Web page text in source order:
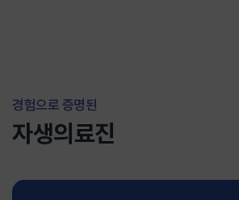
경험으로 증명된
자생의료진